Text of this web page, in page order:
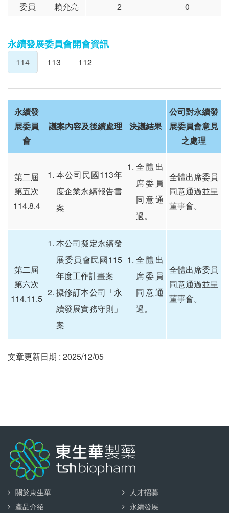
委員
賴允亮 2 0
永續發展委員會開會資訊
114 113 112
永續發
展委員
會
議案內容及後續處理 決議結果
公司對永續發
展委員會意見
之處理
第二屆
第五次
114.8.4
本公司民國113年
度企業永續報告書
案
全體出
席委員
同意通
過。
全體出席委員
同意通過並呈
董事會。
第二屆
第六次
114.11.5
本公司擬定永續發
展委員會民國115
年度工作計畫案
擬修訂本公司「永
續發展實務守則」
案
全體出
席委員
同意通
過。
全體出席委員
同意通過並呈
董事會。
文章更新日期 : 2025/12/05
關於東生華
產品介紹
人才招募
永續發展